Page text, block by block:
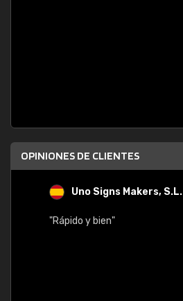
OPINIONES DE CLIENTES
Uno Signs Makers, S.L.
"Rápido y bien"